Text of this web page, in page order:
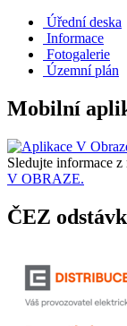
Úřední deska
Informace
Fotogalerie
Územní plán
Mobilní
Sledujte informace z
V OBRAZE.
ČEZ